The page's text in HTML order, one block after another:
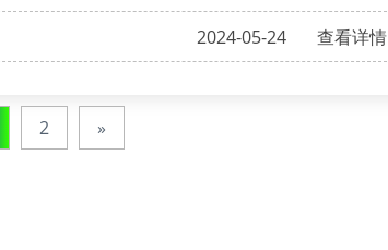
2024-05-24 查看详情
2 »